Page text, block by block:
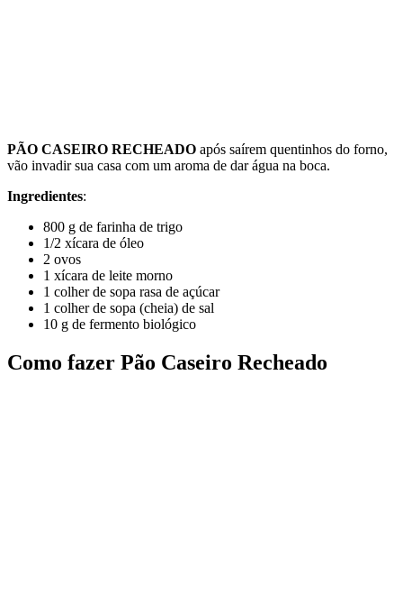
PÃO CASEIRO RECHEADO após saírem quentinhos do forno,
vão invadir sua casa com um aroma de dar água na boca.
Ingredientes:
800 g de farinha de trigo
1/2 xícara de óleo
2 ovos
1 xícara de leite morno
1 colher de sopa rasa de açúcar
1 colher de sopa (cheia) de sal
10 g de fermento biológico
Como fazer Pão Caseiro Recheado